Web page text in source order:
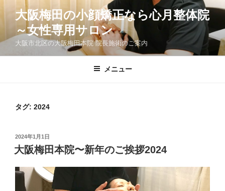
ン
大阪梅田の小顔矯正なら心月整体院
～女性専用サロン
大阪市北区の大阪梅田本院 院長施術のご案内
メニュー
タグ: 2024
投
稿
日:
2024年1月1日
大阪梅田本院〜新年のご挨拶2024